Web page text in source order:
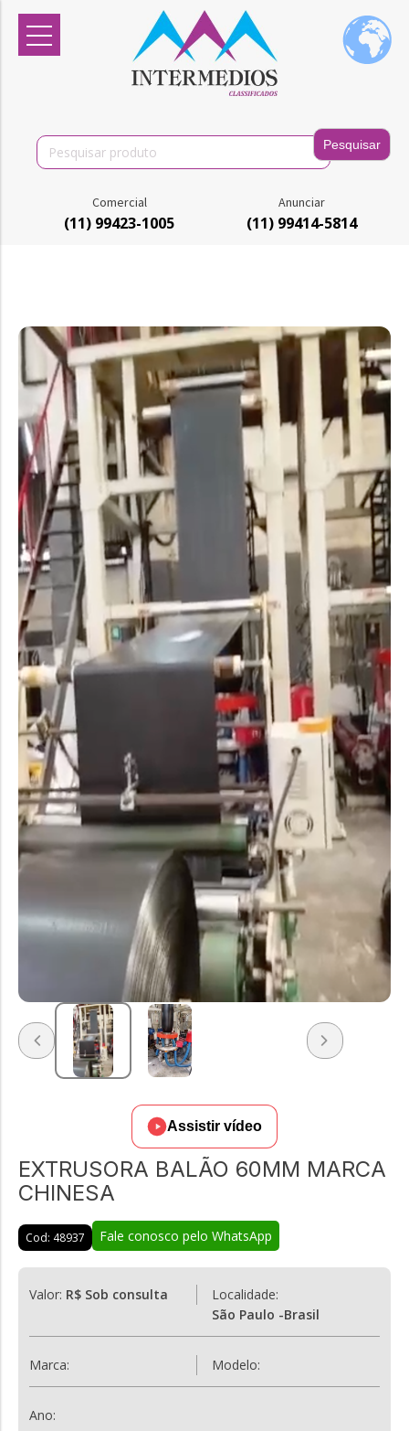
Search
for:
Comercial
(11) 99423-1005
Anunciar
(11) 99414-5814
Assistir vídeo
EXTRUSORA BALÃO 60MM MARCA
CHINESA
Cod: 48937 Fale conosco pelo WhatsApp
Valor: R$ Sob consulta
Localidade:
São Paulo -Brasil
Marca: Modelo:
Ano: